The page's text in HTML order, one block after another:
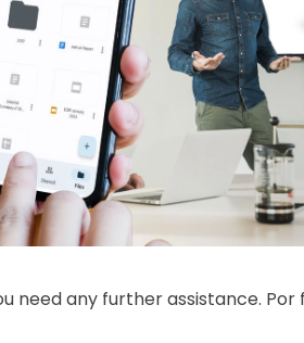
need any further assistance.